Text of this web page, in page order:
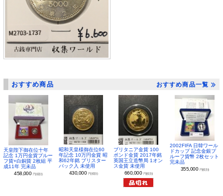
おすすめ商品 おすすめ商品一覧
天皇陛下御在位十年
記念 1万円金貨プルー
フ貨+白銅貨 2枚組 平
成11年 完未品
458,000 円(税別)
昭和天皇様御在位60
年記念 10万円金貨 昭
和62年銘 ブリスター
パック入 未使用
430,000 円(税別)
ブリタニア金貨 100
ポンド金貨 2017年銘
英国王立造幣局 1オン
ス金貨 未使用
660,000 円(税別)
2002FIFA 日韓ワール
ドカップ 記念金銀プ
ルーフ貨幣 2枚セット
完未品
355,000 円(税別)